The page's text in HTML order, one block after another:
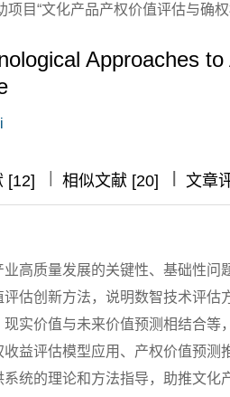
项目“文化产品产权价值评估与确
Approaches
[12] 相似文献 [20] 文章
高质量发展的关键性、基础性问
估创新方法，说明数智技术评估
实价值与未来价值预测相结合等
益评估模型应用、产权价值预测
统的理论和方法指导，助推文